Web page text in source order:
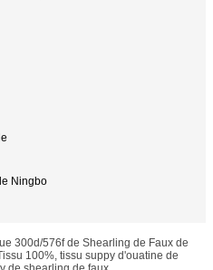
Ningbo
300d/576f de Shearling de Faux de
100%, tissu suppy d'ouatine de